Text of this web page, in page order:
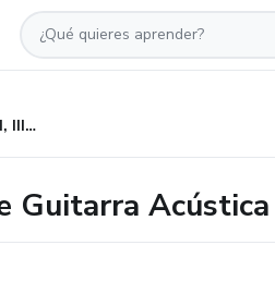
🎸 Curso Básico I, II, III de Guitarra Acústica
Guitarra Acústica